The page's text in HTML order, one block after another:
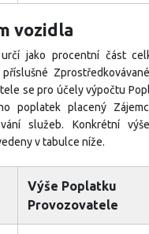
vozidla
jako procentní část
se pro účely výpočtu
poplatek placený
služeb. Konkrétní
v tabulce níže.
Výše Poplatku
Provozovatele